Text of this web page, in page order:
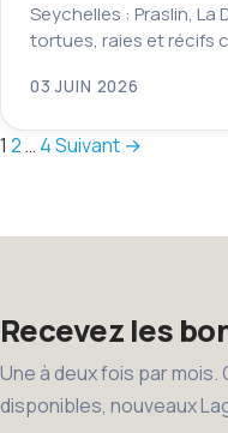
Seychelles : Praslin, La
tortues, raies et récifs
03 JUIN 2026
Pagination
publications
1 2… 4Suivant →
Recevez les
Une à deux fois par
disponibles, nouveaux